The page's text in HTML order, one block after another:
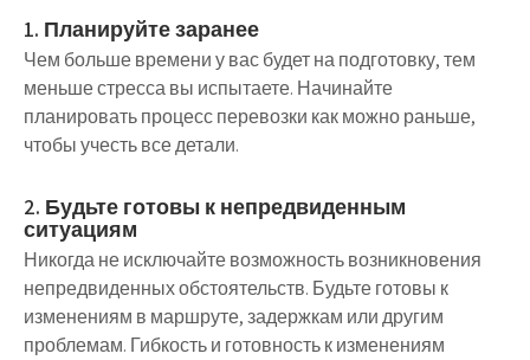
1. Планируйте заранее
Чем больше времени у вас будет на подготовку, тем
меньше стресса вы испытаете. Начинайте
планировать процесс перевозки как можно раньше,
чтобы учесть все детали.
2. Будьте готовы к непредвиденным
ситуациям
Никогда не исключайте возможность возникновения
непредвиденных обстоятельств. Будьте готовы к
изменениям в маршруте, задержкам или другим
проблемам. Гибкость и готовность к изменениям